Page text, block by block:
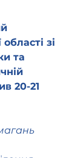
зі
та
20-21